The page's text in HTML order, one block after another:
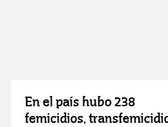
En el país hubo 238
femicidios,